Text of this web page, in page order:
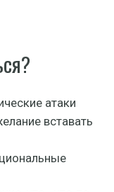
атаки
вставать